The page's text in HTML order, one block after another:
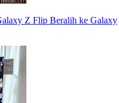
Z Flip Beralih ke Galaxy